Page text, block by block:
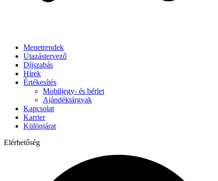
Menetrendek
Utazástervező
Díjszabás
Hírek
Értékesítés
Mobiljegy- és bérlet
Ajándéktárgyak
Kapcsolat
Karrier
Különjárat
Elérhetőség